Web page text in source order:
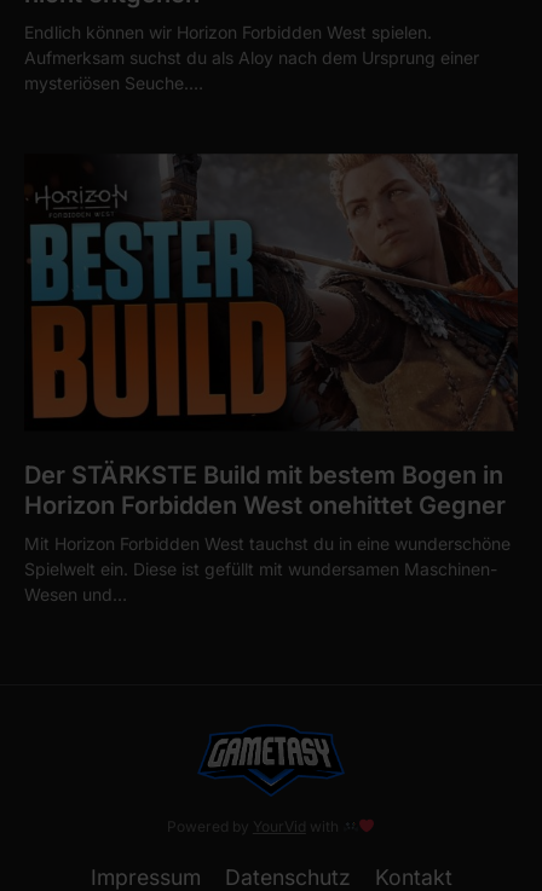
Endlich können wir Horizon Forbidden West spielen.
Aufmerksam suchst du als Aloy nach dem Ursprung einer
mysteriösen Seuche.…
Der STÄRKSTE Build mit bestem Bogen in
Horizon Forbidden West onehittet Gegner
Mit Horizon Forbidden West tauchst du in eine wunderschöne
Spielwelt ein. Diese ist gefüllt mit wundersamen Maschinen-
Wesen und…
Powered by YourVid with
Impressum Datenschutz Kontakt